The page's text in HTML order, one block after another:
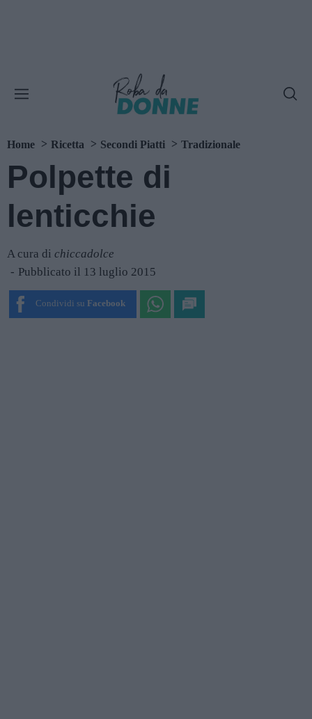
Home Ricetta Secondi Piatti Tradizionale
Polpette di
lenticchie
A cura di chiccadolce
Pubblicato il 13 luglio 2015
Condividi su Facebook